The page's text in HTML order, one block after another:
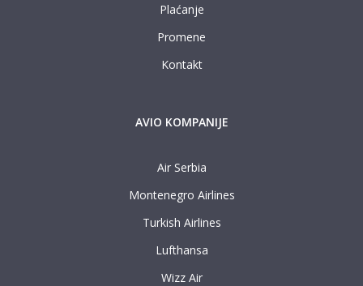
Plaćanje
Promene
Kontakt
AVIO KOMPANIJE
Air Serbia
Montenegro Airlines
Turkish Airlines
Lufthansa
Wizz Air